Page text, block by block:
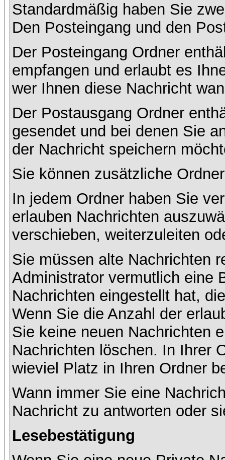
Standardmäßig haben Sie
Den Posteingang und den
Der Posteingang Ordner
empfangen und erlaubt es
wer Ihnen diese Nachricht
Der Postausgang Ordner
gesendet und bei denen Sie
der Nachricht speichern
Sie können zusätzliche
In jedem Ordner haben Sie
erlauben Nachrichten
verschieben, weiterzuleiten
Sie müssen alte Nachrichten
Administrator vermutlich eine
Nachrichten eingestellt hat,
Wenn Sie die Anzahl der
Sie keine neuen Nachrichten
Nachrichten löschen. In Ihrer
wieviel Platz in Ihren Ordner
Wann immer Sie eine
Nachricht zu antworten oder
Lesebestätigung